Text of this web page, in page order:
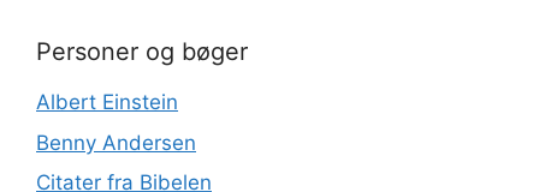
Personer og bøger
Albert Einstein
Benny Andersen
Citater fra Bibelen